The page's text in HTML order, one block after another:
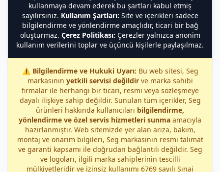
kullanmaya devam ederek bu şartları kabul etmiş
sayılırsınız. Kullanım Şartları: Site ve içerikleri sadece
bilgilendirme ve yönlendirme amaçlıdır, ticari bir bağ
oluşturmaz. Çerez Politikası: Çerezler yalnızca anonim
kullanım verilerini toplar ve üçüncü kişilerle paylaşılmaz.
⚠️ Bilgilendirme ve Hukuki Uyarı: Bu web sitesi, Seg
markasının yetkili servisi değildirve marka sahibi
firmalar ile herhangi bir ticari, resmi veya sözleşmeye
dayalı ilişkiye sahip değildir. Sunulan tüm içerikler, Seg
ürünleri hakkında kullanıcıları bilgilendirme,
yönlendirme ve özel servis hizmetleri sunma amacıyla
hazırlanmıştır. Web sitemizde yer alan arıza, bakım,
montaj ve onarım bilgileri, Seg markasının resmi talimat
ve garanti kapsamı ile doğrudan bağlantılı değildir. Seg
ve logoları, ilgili marka sahiplerinin tescilli
mülkiyetleridir ve izinsiz kullanımı 6769 sayılı Sınai